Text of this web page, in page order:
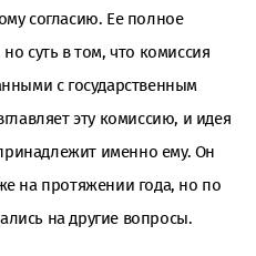
согласию. Ее полное
суть в том, что комиссия
с государственным
эту комиссию, и идея
именно ему. Он
на протяжении года, но по
на другие вопросы.